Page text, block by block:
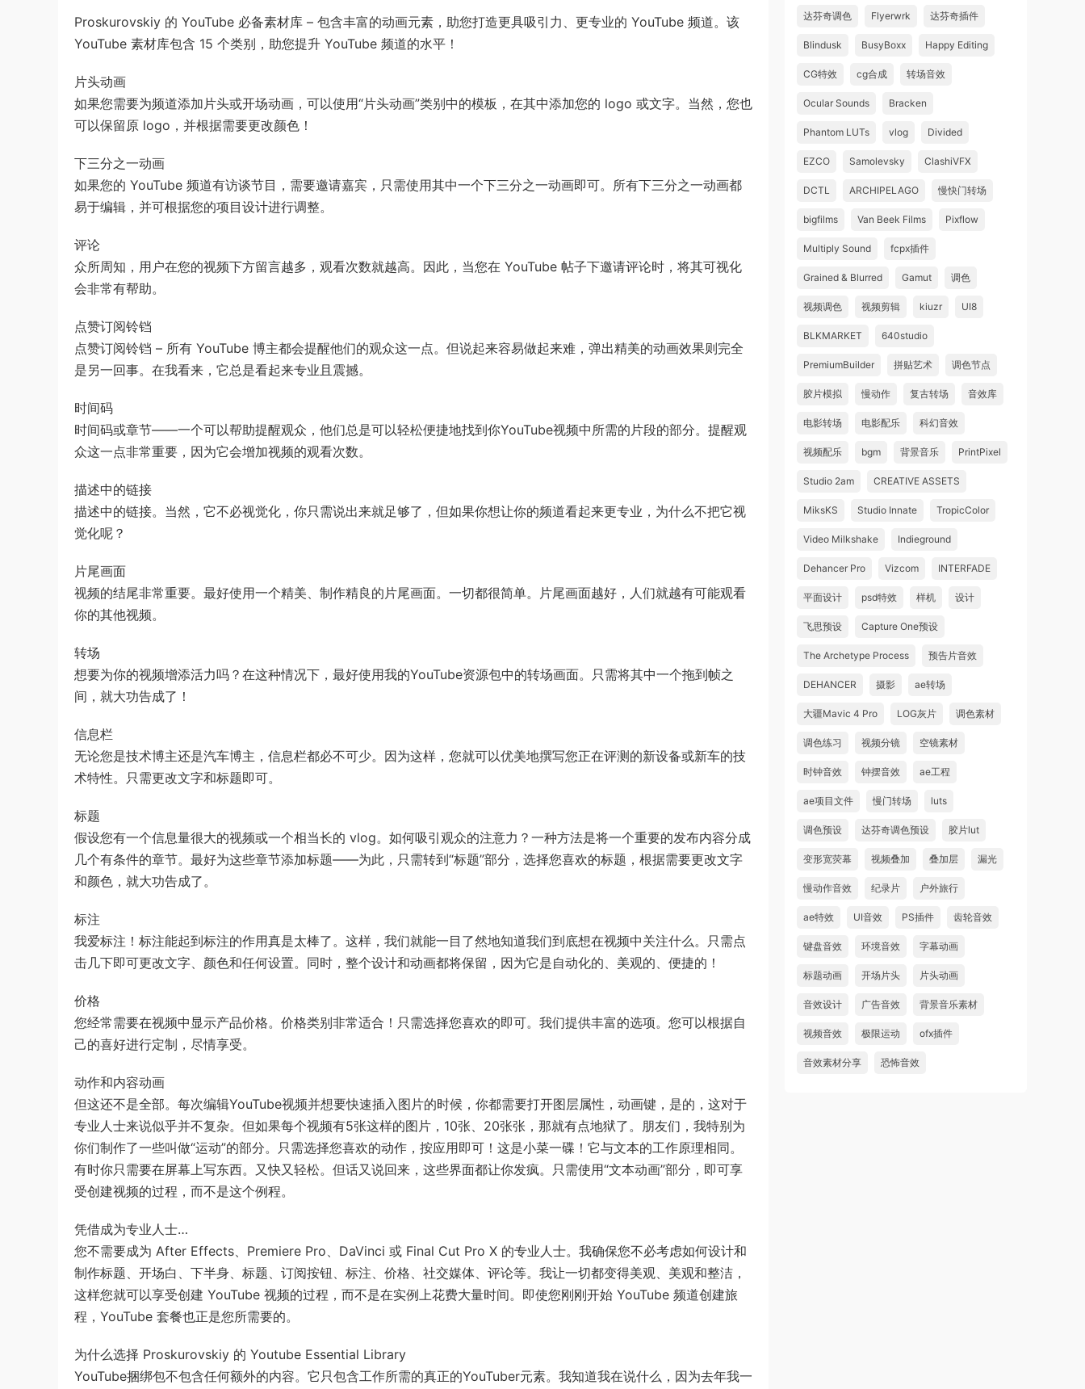
Proskurovskiy 的 YouTube 必备素材库 – 包含丰富的动画元素，助您打造更具吸引力、更专业的 YouTube 频道。该
YouTube 素材库包含 15 个类别，助您提升 YouTube 频道的水平！
片头动画
如果您需要为频道添加片头或开场动画，可以使用“片头动画”类别中的模板，在其中添加您的 logo 或文字。当然，您也
可以保留原 logo，并根据需要更改颜色！
下三分之一动画
如果您的 YouTube 频道有访谈节目，需要邀请嘉宾，只需使用其中一个下三分之一动画即可。所有下三分之一动画都
易于编辑，并可根据您的项目设计进行调整。
评论
众所周知，用户在您的视频下方留言越多，观看次数就越高。因此，当您在 YouTube 帖子下邀请评论时，将其可视化
会非常有帮助。
点赞订阅铃铛
点赞订阅铃铛 – 所有 YouTube 博主都会提醒他们的观众这一点。但说起来容易做起来难，弹出精美的动画效果则完全
是另一回事。在我看来，它总是看起来专业且震撼。
时间码
时间码或章节——一个可以帮助提醒观众，他们总是可以轻松便捷地找到你YouTube视频中所需的片段的部分。提醒观
众这一点非常重要，因为它会增加视频的观看次数。
描述中的链接
描述中的链接。当然，它不必视觉化，你只需说出来就足够了，但如果你想让你的频道看起来更专业，为什么不把它视
觉化呢？
片尾画面
视频的结尾非常重要。最好使用一个精美、制作精良的片尾画面。一切都很简单。片尾画面越好，人们就越有可能观看
你的其他视频。
转场
想要为你的视频增添活力吗？在这种情况下，最好使用我的YouTube资源包中的转场画面。只需将其中一个拖到帧之
间，就大功告成了！
信息栏
无论您是技术博主还是汽车博主，信息栏都必不可少。因为这样，您就可以优美地撰写您正在评测的新设备或新车的技
术特性。只需更改文字和标题即可。
标题
假设您有一个信息量很大的视频或一个相当长的 vlog。如何吸引观众的注意力？一种方法是将一个重要的发布内容分成
几个有条件的章节。最好为这些章节添加标题——为此，只需转到“标题”部分，选择您喜欢的标题，根据需要更改文字
和颜色，就大功告成了。
标注
我爱标注！标注能起到标注的作用真是太棒了。这样，我们就能一目了然地知道我们到底想在视频中关注什么。只需点
击几下即可更改文字、颜色和任何设置。同时，整个设计和动画都将保留，因为它是自动化的、美观的、便捷的！
价格
您经常需要在视频中显示产品价格。价格类别非常适合！只需选择您喜欢的即可。我们提供丰富的选项。您可以根据自
己的喜好进行定制，尽情享受。
动作和内容动画
但这还不是全部。每次编辑YouTube视频并想要快速插入图片的时候，你都需要打开图层属性，动画键，是的，这对于
专业人士来说似乎并不复杂。但如果每个视频有5张这样的图片，10张、20张张，那就有点地狱了。朋友们，我特别为
你们制作了一些叫做“运动”的部分。只需选择您喜欢的动作，按应用即可！这是小菜一碟！它与文本的工作原理相同。
有时你只需要在屏幕上写东西。又快又轻松。但话又说回来，这些界面都让你发疯。只需使用“文本动画”部分，即可享
受创建视频的过程，而不是这个例程。
凭借成为专业人士…
您不需要成为 After Effects、Premiere Pro、DaVinci 或 Final Cut Pro X 的专业人士。我确保您不必考虑如何设计和
制作标题、开场白、下半身、标题、订阅按钮、标注、价格、社交媒体、评论等。我让一切都变得美观、美观和整洁，
这样您就可以享受创建 YouTube 视频的过程，而不是在实例上花费大量时间。即使您刚刚开始 YouTube 频道创建旅
程，YouTube 套餐也正是您所需要的。
为什么选择 Proskurovskiy 的 Youtube Essential Library
YouTube捆绑包不包含任何额外的内容。它只包含工作所需的真正的YouTuber元素。我知道我在说什么，因为去年我一
达芬奇调色 Flyerwrk 达芬奇插件
Blindusk BusyBoxx Happy Editing
CG特效 cg合成 转场音效
Ocular Sounds Bracken
Phantom LUTs vlog Divided
EZCO Samolevsky ClashiVFX
DCTL ARCHIPELAGO 慢快门转场
bigfilms Van Beek Films Pixflow
Multiply Sound fcpx插件
Grained & Blurred Gamut 调色
视频调色 视频剪辑 kiuzr UI8
BLKMARKET 640studio
PremiumBuilder 拼贴艺术 调色节点
胶片模拟 慢动作 复古转场 音效库
电影转场 电影配乐 科幻音效
视频配乐 bgm 背景音乐 PrintPixel
Studio 2am CREATIVE ASSETS
MiksKS Studio Innate TropicColor
Video Milkshake Indieground
Dehancer Pro Vizcom INTERFADE
平面设计 psd特效 样机 设计
飞思预设 Capture One预设
The Archetype Process 预告片音效
DEHANCER 摄影 ae转场
大疆Mavic 4 Pro LOG灰片 调色素材
调色练习 视频分镜 空镜素材
时钟音效 钟摆音效 ae工程
ae项目文件 慢门转场 luts
调色预设 达芬奇调色预设 胶片lut
变形宽荧幕 视频叠加 叠加层 漏光
慢动作音效 纪录片 户外旅行
ae特效 UI音效 PS插件 齿轮音效
键盘音效 环境音效 字幕动画
标题动画 开场片头 片头动画
音效设计 广告音效 背景音乐素材
视频音效 极限运动 ofx插件
音效素材分享 恐怖音效